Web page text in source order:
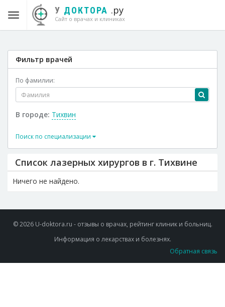
У ДОКТОРА .ру
Сайт о врачах и клиниках
Фильтр врачей
По фамилии:
В городе: Тихвин
Поиск по специализации
Список лазерных хирургов в г. Тихвине
Ничего не найдено.
© 2026 U-doktora.ru - отзывы о врачах, рейтинг клиник и больниц.
Информация о лекарствах и болезнях.
Обратная связь